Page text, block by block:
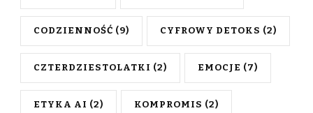
CODZIENNOŚĆ (9) CYFROWY DETOKS (2)
CZTERDZIESTOLATKI (2) EMOCJE (7)
ETYKA AI (2) KOMPROMIS (2)